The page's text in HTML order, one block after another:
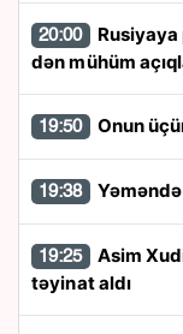
20:00
dən mühüm
19:50 Onun
19:38
19:25
təyinat aldı